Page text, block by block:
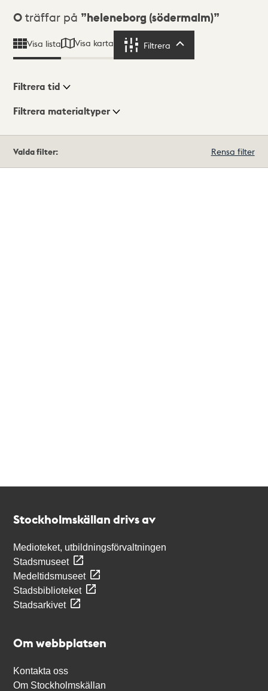
Sökresultat
0 träffar på heleneborg (södermalm)
Visa lista Visa karta Filtrera
Visningsläge
Filtrera tid
Filtrera materialtyper
träffar
Valda filter: Rensa filter
Stockholmskällan drivs av
Medioteket, utbildningsförvaltningen
Stadsmuseet
Medeltidsmuseet
Stadsbiblioteket
Stadsarkivet
Om webbplatsen
Kontakta oss
Om Stockholmskällan